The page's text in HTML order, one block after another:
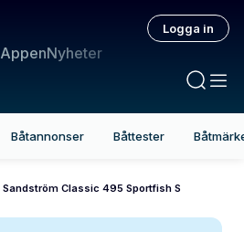
AppenNyheter
Logga in
Båtannonser Båttester
Sandström Classic 495 Sportfish S